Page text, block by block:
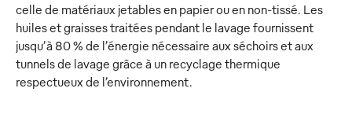
celle de matériaux jetables en papier ou en non-tissé. Les
huiles et graisses traitées pendant le lavage fournissent
jusqu’à 80 % de l’énergie nécessaire aux séchoirs et aux
tunnels de lavage grâce à un recyclage thermique
respectueux de l’environnement.